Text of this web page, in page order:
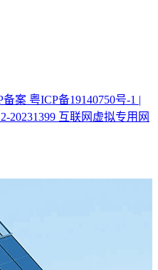
备案 粤ICP备19140750号-1 |
20231399 互联网虚拟专用网